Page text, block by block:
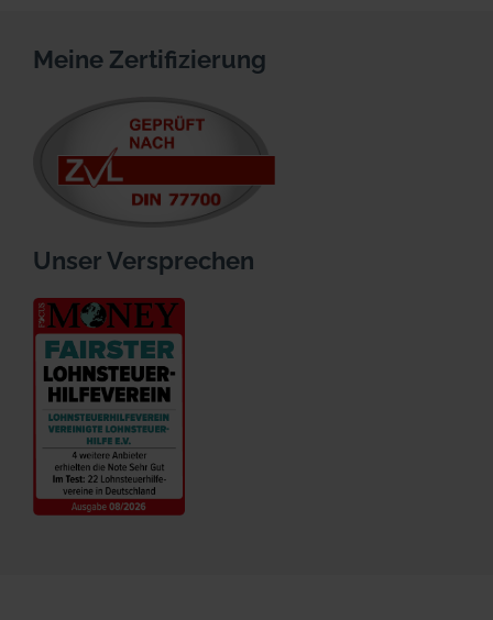
Meine Zertifizierung
Unser Versprechen